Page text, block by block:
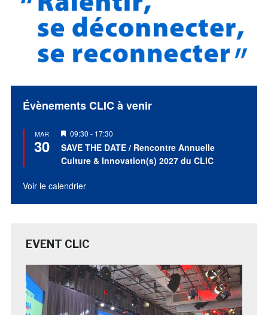
Évènements CLIC à venir
MAR
30
Mis
en
avant
09:30 - 17:30
SAVE THE DATE / Rencontre Annuelle
Culture & Innovation(s) 2027 du CLIC
Voir le calendrier
EVENT CLIC